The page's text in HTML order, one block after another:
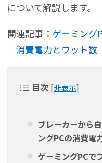
について解説します。
関連記事： ゲーミング
｜消費電力とワット数
目次 [非表示]
ブレーカーから
ングPCの消費電
ゲーミングPCで